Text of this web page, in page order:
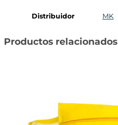
Distribuidor MK
Productos relacionados